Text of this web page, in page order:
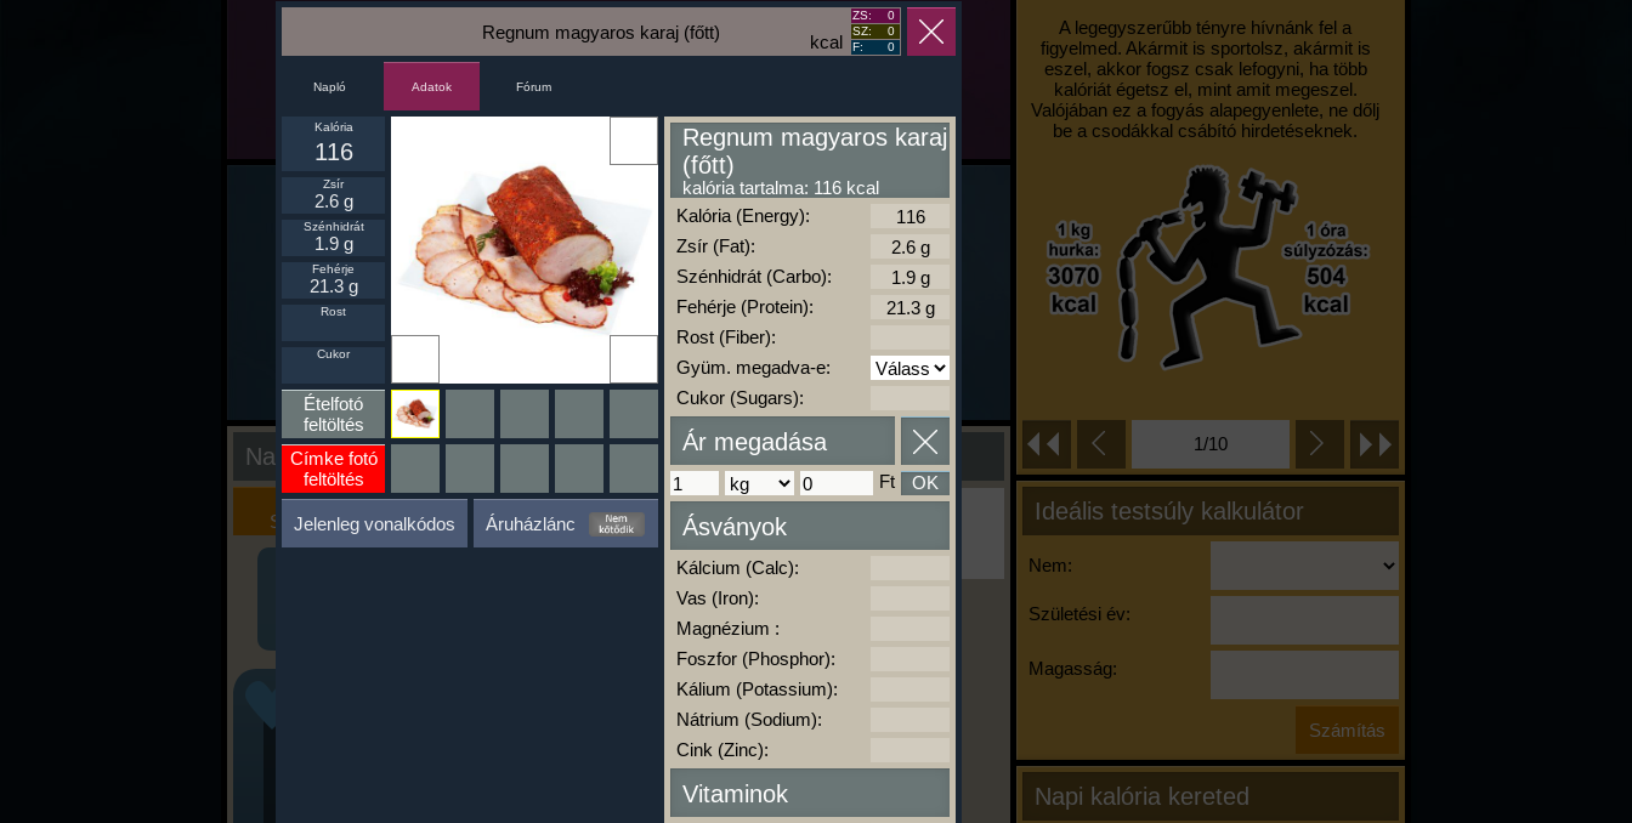
A legegyszerűbb tényre hívnánk fel a
figyelmed. Akármit is sportolsz, akármit is
eszel, akkor fogsz csak lefogyni, ha több
kalóriát égetsz el, mint amit megeszel.
Valójában ez a fogyás alapegyenlete, ne dőlj
be a csodákkal csábító hirdetéseknek.
1/10
Ideális testsúly kalkulátor
Nem:
Születési év:
Magasság:
Napi kalória kereted
Nap kiértékelése
Kalória
Szimulátor
Szöveges
Értékelés
Ha ma már nem eszel/sportolsz többet,
kattints a kiértékelésre!
A Kalória Szimulátor Prémium funkció.
kalóriabázis.hu
-
kcal
Regnum magyaros karaj (főtt)
ZS:
0
SZ:
0
F:
0
Napló Adatok Fórum
Kalória
116
Zsír
2.6 g
Szénhidrát
1.9 g
Fehérje
21.3 g
Rost
Cukor
Ételfotó
feltöltés
Címke fotó
feltöltés
Jelenleg vonalkódos Áruházlánc
Regnum magyaros karaj
(főtt)
kalória tartalma: 116 kcal
Kalória (Energy):
Zsír (Fat):
Szénhidrát (Carbo):
Fehérje (Protein):
Rost (Fiber):
Gyüm. megadva-e:
Cukor (Sugars):
Ár megadása
Ft OK
Ásványok
Kálcium (Calc):
Vas (Iron):
Magnézium :
Foszfor (Phosphor):
Kálium (Potassium):
Nátrium (Sodium):
Cink (Zinc):
Vitaminok